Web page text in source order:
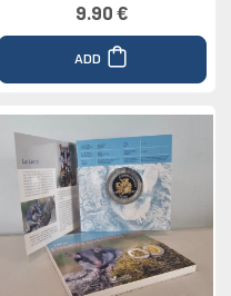
9.90 €
ADD